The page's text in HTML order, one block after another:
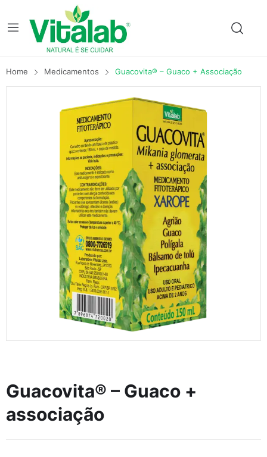
Home Medicamentos Guacovita® – Guaco + Associação
Guacovita® – Guaco +
associação